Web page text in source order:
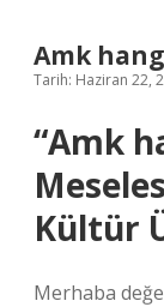
Amk
Tarih: Haziran 22,
“Amk
Kültür
Merhaba